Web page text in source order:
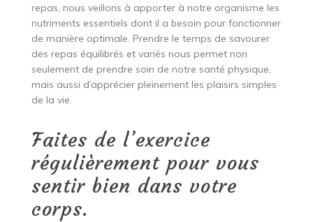
repas, nous veillons à apporter à notre organisme les
nutriments essentiels dont il a besoin pour fonctionner
de manière optimale. Prendre le temps de savourer
des repas équilibrés et variés nous permet non
seulement de prendre soin de notre santé physique,
mais aussi d’apprécier pleinement les plaisirs simples
de la vie.
Faites de l’exercice
régulièrement pour vous
sentir bien dans votre
corps.